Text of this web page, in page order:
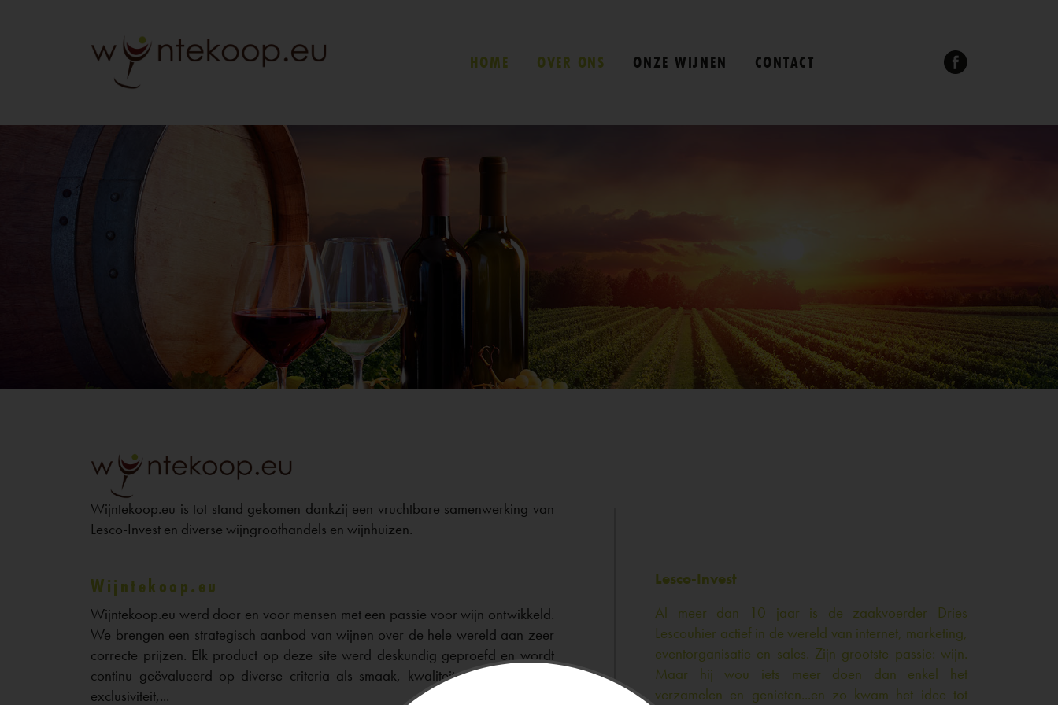
HOME OVER ONS ONZE WIJNEN CONTACT
Wijntekoop.eu is tot stand gekomen dankzij een vruchtbare samenwerking van
Lesco-Invest en diverse wijngroothandels en wijnhuizen.
Wijntekoop.eu
Wijntekoop.eu werd door en voor mensen met een passie voor wijn ontwikkeld.
We brengen een strategisch aanbod van wijnen over de hele wereld aan zeer
correcte prijzen. Elk product op deze site werd deskundig geproefd en wordt
continu geëvalueerd op diverse criteria als smaak, kwaliteit-prijsverhouding,
exclusiviteit,...
Lesco-Invest
Al meer dan 10 jaar is de zaakvoerder Dries
Lescouhier actief in de wereld van internet, marketing,
eventorganisatie en sales. Zijn grootste passie: wijn.
Maar hij wou iets meer doen dan enkel het
verzamelen en genieten...en zo kwam het idee tot